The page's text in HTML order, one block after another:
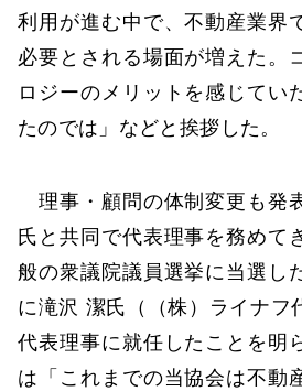
利用が進む中で、不動産業界
必要とされる場面が増えた。
ロジーのメリットを感じてい
たのでは」などと挨拶した。
理事・顧問の体制変更も発
氏と共同で代表理事を務めて
般の衆議院議員選挙に当選し
に滝沢 潔氏（（株）ライナフ
代表理事に就任したことを明
は「これまでの当協会は不動